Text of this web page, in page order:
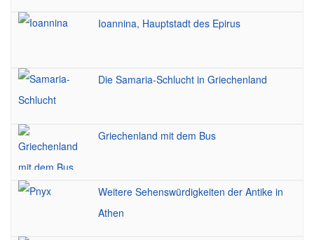
Ioannina, Hauptstadt des Epirus
Die Samaria-Schlucht in Griechenland
Griechenland mit dem Bus
Weitere Sehenswürdigkeiten der Antike in
Athen